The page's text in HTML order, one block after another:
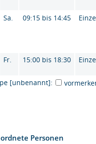
Sa. 09:15 bis 14:45
Fr. 15:00 bis 18:30
[unbenannt]:
Personen